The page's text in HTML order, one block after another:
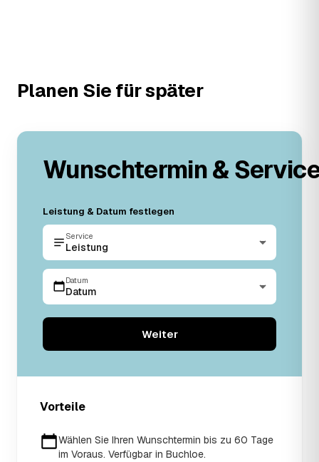
Planen Sie für später
Wunschtermin &
Leistung & Datum festlegen
Service
Leistung
Datum
Datum
Weiter
Vorteile
Wählen Sie Ihren Wunschtermin bis zu 60 Tage
im Voraus. Verfügbar in Buchloe.